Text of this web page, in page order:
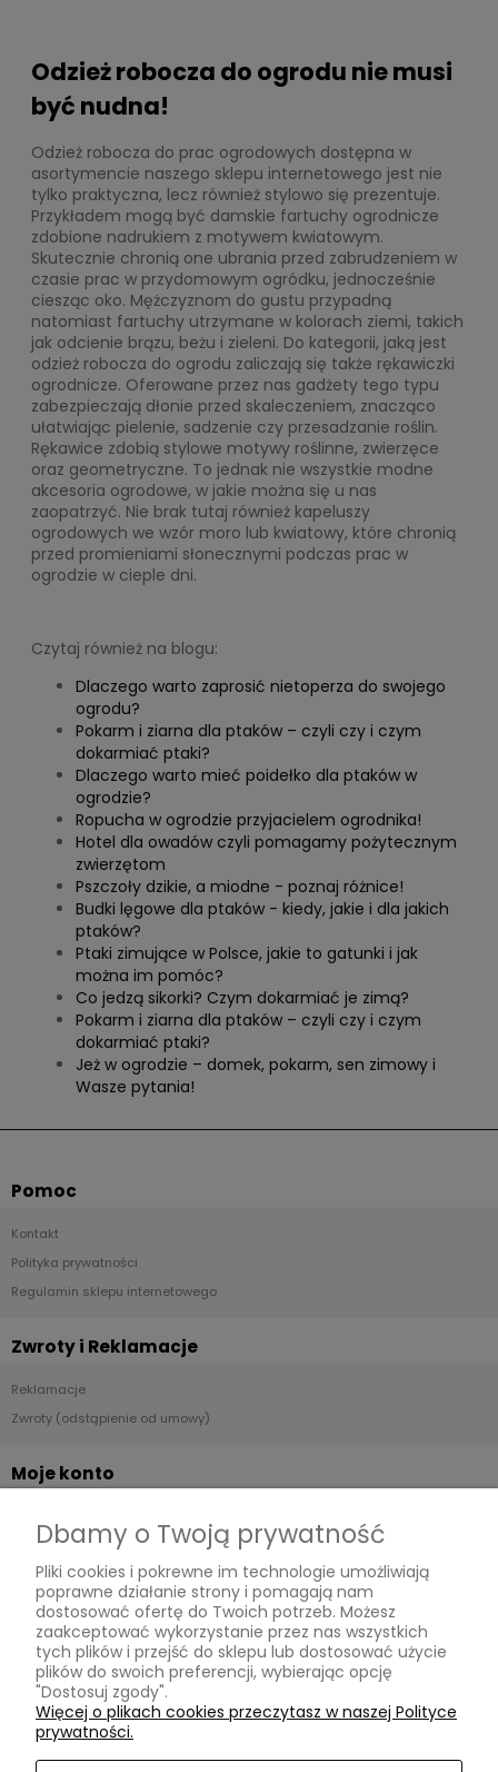
Odzież robocza do ogrodu nie musi
być nudna!
Odzież robocza do prac ogrodowych dostępna w
asortymencie naszego sklepu internetowego jest nie
tylko praktyczna, lecz również stylowo się prezentuje.
Przykładem mogą być damskie fartuchy ogrodnicze
zdobione nadrukiem z motywem kwiatowym.
Skutecznie chronią one ubrania przed zabrudzeniem w
czasie prac w przydomowym ogródku, jednocześnie
ciesząc oko. Mężczyznom do gustu przypadną
natomiast fartuchy utrzymane w kolorach ziemi, takich
jak odcienie brązu, beżu i zieleni. Do kategorii, jaką jest
odzież robocza do ogrodu zaliczają się także rękawiczki
ogrodnicze. Oferowane przez nas gadżety tego typu
zabezpieczają dłonie przed skaleczeniem, znacząco
ułatwiając pielenie, sadzenie czy przesadzanie roślin.
Rękawice zdobią stylowe motywy roślinne, zwierzęce
oraz geometryczne. To jednak nie wszystkie modne
akcesoria ogrodowe, w jakie można się u nas
zaopatrzyć. Nie brak tutaj również kapeluszy
ogrodowych we wzór moro lub kwiatowy, które chronią
przed promieniami słonecznymi podczas prac w
ogrodzie w cieple dni.
Czytaj również na blogu:
Dlaczego warto zaprosić nietoperza do swojego
ogrodu?
Pokarm i ziarna dla ptaków – czyli czy i czym
dokarmiać ptaki?
Dlaczego warto mieć poidełko dla ptaków w
ogrodzie?
Ropucha w ogrodzie przyjacielem ogrodnika!
Hotel dla owadów czyli pomagamy pożytecznym
zwierzętom
Pszczoły dzikie, a miodne - poznaj różnice!
Budki lęgowe dla ptaków - kiedy, jakie i dla jakich
ptaków?
Ptaki zimujące w Polsce, jakie to gatunki i jak
można im pomóc?
Co jedzą sikorki? Czym dokarmiać je zimą?
Pokarm i ziarna dla ptaków – czyli czy i czym
dokarmiać ptaki?
Jeż w ogrodzie – domek, pokarm, sen zimowy i
Wasze pytania!
Pomoc
Kontakt
Polityka prywatności
Regulamin sklepu internetowego
Zwroty i Reklamacje
Reklamacje
Zwroty (odstąpienie od umowy)
Moje konto
Ustawienia konta
Przechowalnia
Płatności i dostawa
Dostawa i płatność
Dodatkowe informacje
Dbamy o Twoją prywatność
Pliki cookies i pokrewne im technologie umożliwiają
poprawne działanie strony i pomagają nam
dostosować ofertę do Twoich potrzeb. Możesz
zaakceptować wykorzystanie przez nas wszystkich
tych plików i przejść do sklepu lub dostosować użycie
plików do swoich preferencji, wybierając opcję
"Dostosuj zgody".
Więcej o plikach cookies przeczytasz w naszej Polityce
prywatności.